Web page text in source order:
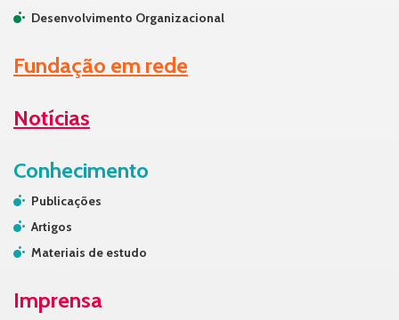
Desenvolvimento Organizacional
Fundação em rede
Notícias
Conhecimento
Publicações
Artigos
Materiais de estudo
Imprensa